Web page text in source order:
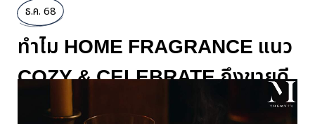
ธ.ค. 68
ทำไม HOME FRAGRANCE แนว
COZY & CELEBRATE ถึงขายดี
ช่วงสิ้นปี